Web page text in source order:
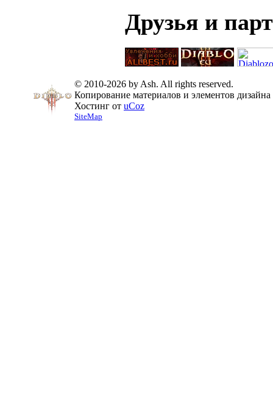
Друзья и
© 2010-2026 by Ash. All rights reserved.
Копирование материалов и элементов
Хостинг от uCoz
SiteMap